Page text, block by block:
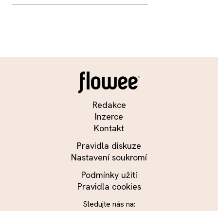
Redakce
Inzerce
Kontakt
Pravidla diskuze
Nastavení soukromí
Podmínky užití
Pravidla cookies
Sledujte nás na: